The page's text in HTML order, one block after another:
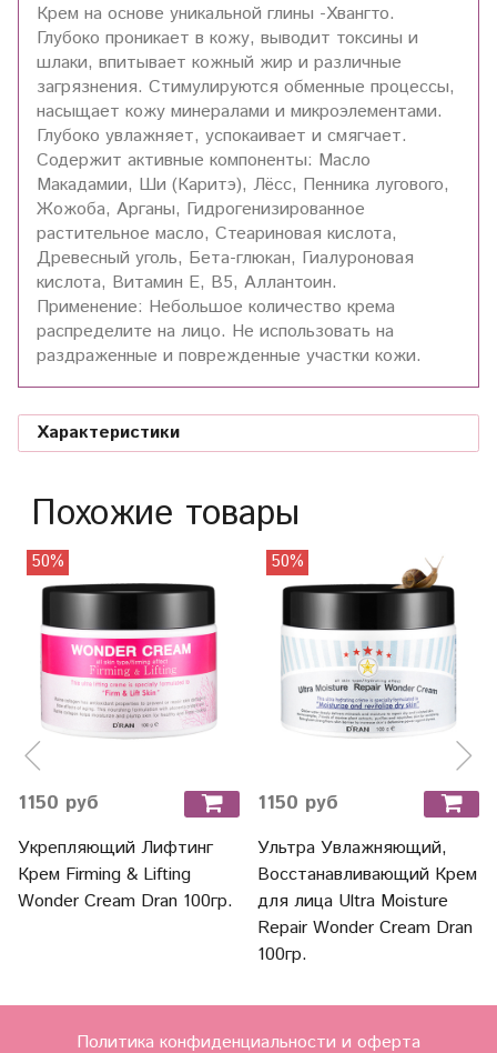
Крем на основе уникальной глины -Хвангто.
Глубоко проникает в кожу, выводит токсины и
шлаки, впитывает кожный жир и различные
загрязнения. Стимулируются обменные процессы,
насыщает кожу минералами и микроэлементами.
Глубоко увлажняет, успокаивает и смягчает.
Содержит активные компоненты: Масло
Макадамии, Ши (Каритэ), Лёсс, Пенника лугового,
Жожоба, Арганы, Гидрогенизированное
растительное масло, Стеариновая кислота,
Древесный уголь, Бета-глюкан, Гиалуроновая
кислота, Витамин Е, В5, Аллантоин.
Применение: Небольшое количество крема
распределите на лицо. Не использовать на
раздраженные и поврежденные участки кожи.
Характеристики
Похожие товары
50%
1150 руб
Укрепляющий Лифтинг
Крем Firming & Lifting
Wonder Cream Dran 100гр.
50%
1150 руб
Ультра Увлажняющий,
Восстанавливающий Крем
для лица Ultra Moisture
Repair Wonder Cream Dran
100гр.
Политика конфиденциальности и оферта